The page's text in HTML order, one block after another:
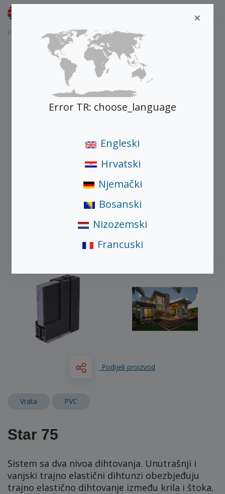
Bosanski
Početna Proizvodi Star 75
Podijeli proizvod
Vrata PVC
Star 75
Sistem sa dva nivoa dihtovanja. Unutrašnji i
vanjski trajno elastični dihtunzi obezbjeđuju
trajno elastično dihtovanje između krila i štoka.
×
Error TR: choose_language
Engleski
Hrvatski
Njemački
Bosanski
Nizozemski
Francuski